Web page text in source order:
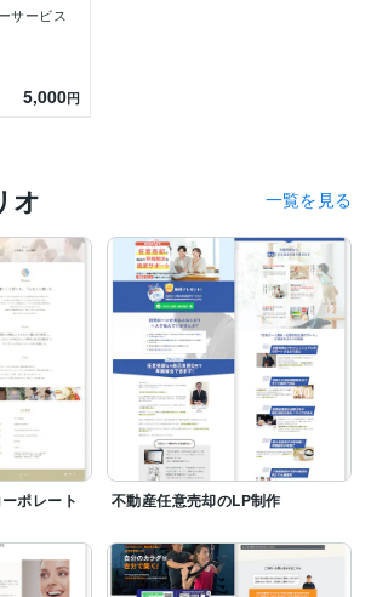
願いいたします。
サービス
5,000円
オ 一覧を見る
ポレート
不動産任意売却のLP制作